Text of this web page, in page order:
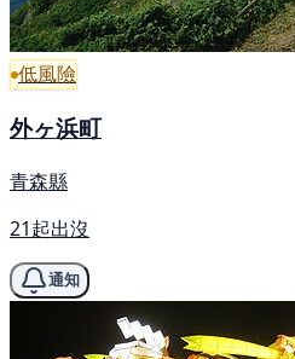
低風險
外ヶ浜町
青森縣
21起出沒
通知